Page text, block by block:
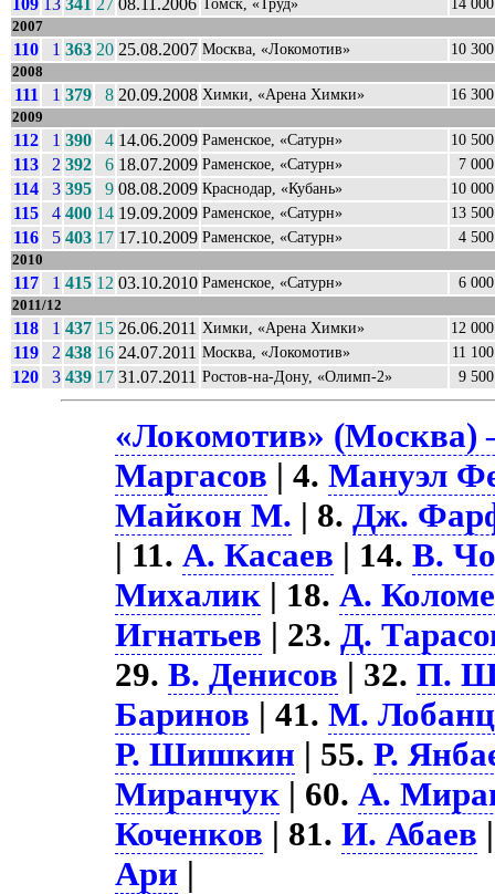
Томск, «Труд» 14 000
2007
110 1 363 20 25.08.2007 Москва, «Локомотив» 10 300
2008
111 1 379 8 20.09.2008 Химки, «Арена Химки» 16 300
2009
112 1 390 4 14.06.2009 Раменское, «Сатурн» 10 500
113 2 392 6 18.07.2009 Раменское, «Сатурн» 7 000
114 3 395 9 08.08.2009 Краснодар, «Кубань» 10 000
115 4 400 14 19.09.2009 Раменское, «Сатурн» 13 500
116 5 403 17 17.10.2009 Раменское, «Сатурн» 4 500
2010
117 1 415 12 03.10.2010 Раменское, «Сатурн» 6 000
2011/12
118 1 437 15 26.06.2011 Химки, «Арена Химки» 12 000
119 2 438 16 24.07.2011 Москва, «Локомотив» 11 100
120 3 439 17 31.07.2011 Ростов-на-Дону, «Олимп-2» 9 500
«Локомотив» (Москва)
Маргасов | 4.Мануэл
Майкон М. | 8.Дж.
| 11.А. Касаев | 14.В.
Михалик | 18.А.
Игнатьев | 23.Д.
29.В. Денисов | 32.П.
Баринов | 41.М.
Р. Шишкин | 55.Р.
Миранчук | 60.А.
Коченков | 81.И. Абаев
Ари |